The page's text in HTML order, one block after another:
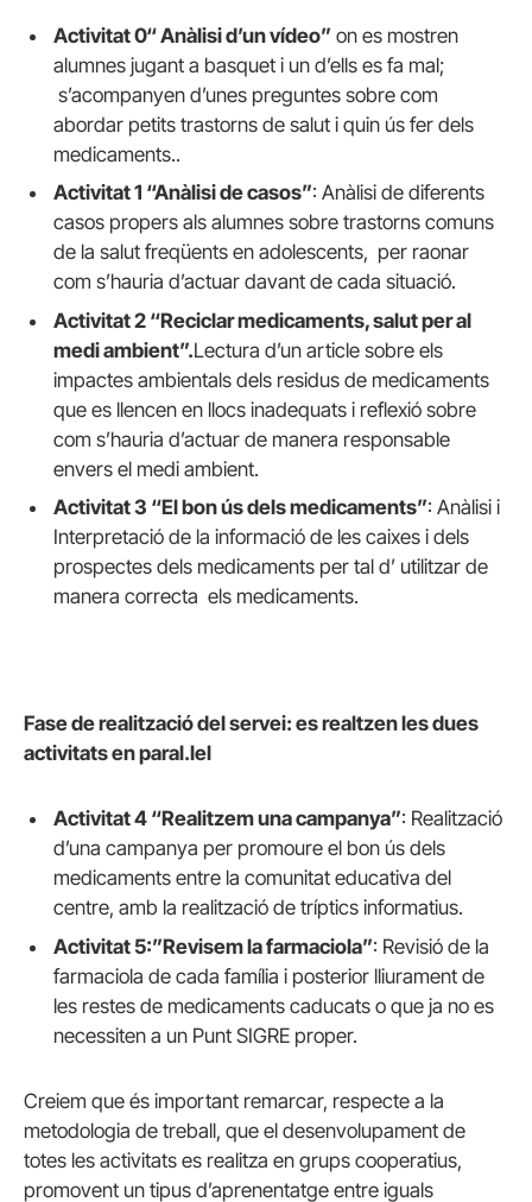
Activitat 0“ Anàlisi d’un vídeo” on es mostren
alumnes jugant a basquet i un d’ells es fa mal;
s’acompanyen d’unes preguntes sobre com
abordar petits trastorns de salut i quin ús fer dels
medicaments..
Activitat 1 “Anàlisi de casos”: Anàlisi de diferents
casos propers als alumnes sobre trastorns comuns
de la salut freqüents en adolescents, per raonar
com s’hauria d’actuar davant de cada situació.
Activitat 2 “Reciclar medicaments, salut per al
medi ambient”.Lectura d’un article sobre els
impactes ambientals dels residus de medicaments
que es llencen en llocs inadequats i reflexió sobre
com s’hauria d’actuar de manera responsable
envers el medi ambient.
Activitat 3 “El bon ús dels medicaments”: Anàlisi i
Interpretació de la informació de les caixes i dels
prospectes dels medicaments per tal d’ utilitzar de
manera correcta els medicaments.
Fase de realització del servei: es realtzen les dues
activitats en paral.lel
Activitat 4 “Realitzem una campanya”: Realització
d’una campanya per promoure el bon ús dels
medicaments entre la comunitat educativa del
centre, amb la realització de tríptics informatius.
Activitat 5:”Revisem la farmaciola”: Revisió de la
farmaciola de cada família i posterior lliurament de
les restes de medicaments caducats o que ja no es
necessiten a un Punt SIGRE proper.
Creiem que és important remarcar, respecte a la
metodologia de treball, que el desenvolupament de
totes les activitats es realitza en grups cooperatius,
promovent un tipus d’aprenentatge entre iguals